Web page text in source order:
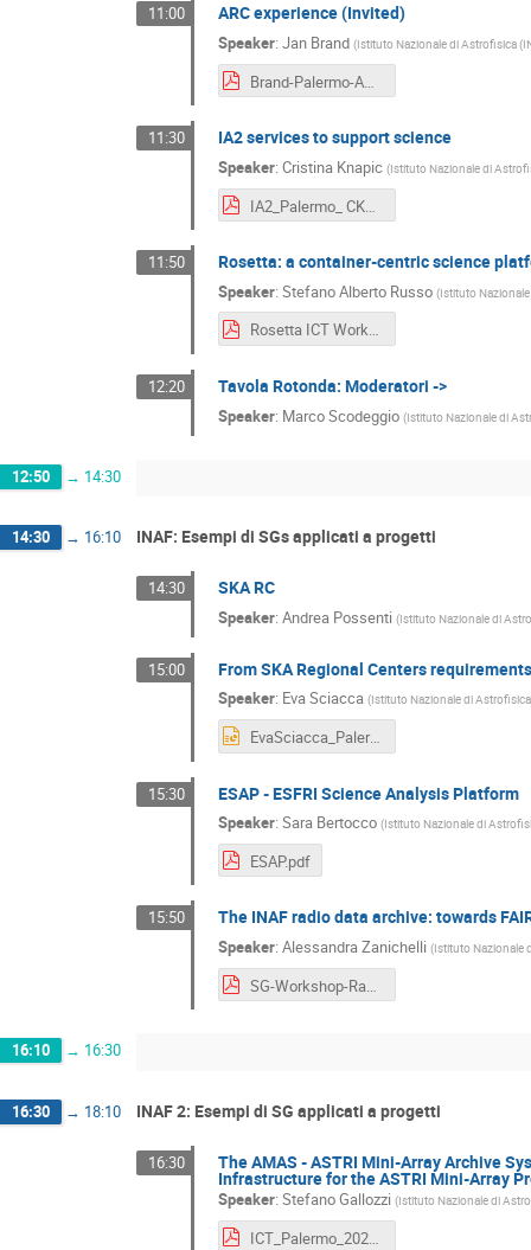
11:00 ARC experience (Invited)
Speaker: Jan Brand (Istituto Nazionale di Astrofisica
Brand-Palermo-ARCItaliano.pdf
11:30 IA2 services to support science
Speaker: Cristina Knapic (Istituto Nazionale di
IA2_Palermo_ CK20220524.pdf
11:50 Rosetta: a container-centric science
Speaker: Stefano Alberto Russo (Istituto
Rosetta ICT Workshop Palermo.pdf
12:20 Tavola Rotonda: Moderatori ->
Speaker: Marco Scodeggio (Istituto Nazionale di
12:50 → 14:30
14:30 → 16:10 INAF: Esempi di SGs applicati a progetti
14:30 SKA RC
Speaker: Andrea Possenti (Istituto Nazionale di
15:00 From SKA Regional Centers
Speaker: Eva Sciacca (Istituto Nazionale di
EvaSciacca_Palermo2022.pptx
15:30 ESAP - ESFRI Science Analysis Platform
Speaker: Sara Bertocco (Istituto Nazionale di
ESAP.pdf
15:50 The INAF radio data archive: towards
Speaker: Alessandra Zanichelli (Istituto Nazionale
16:10 → 16:30
16:30 → 18:10 INAF 2: Esempi di SG applicati a progetti
16:30 The AMAS - ASTRI Mini-Array Archive
Infrastructure for the ASTRI Mini-Array
Speaker: Stefano Gallozzi (Istituto Nazionale di
ICT_Palermo_20220523.pdf